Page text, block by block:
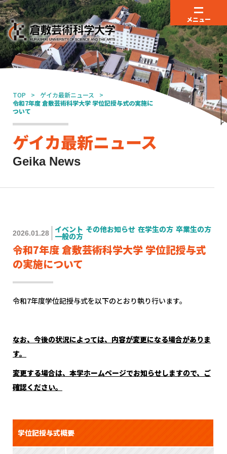
メニュー
TOP
ゲイカ最新ニュース
令和7年度 倉敷芸術科学大学 学位記授与式の実施に
ついて
ゲイカ最新ニュース
Geika News
2026.01.28 イベント その他お知らせ 在学生の方 卒業生の方
一般の方
令和7年度 倉敷芸術科学大学 学位記授与式
の実施について
令和7年度学位記授与式を以下のとおり執り行います。
なお、今後の状況によっては、内容が変更になる場合がありま
す。
変更する場合は、本学ホームページでお知らせしますので、ご
確認ください。
学位記授与式概要